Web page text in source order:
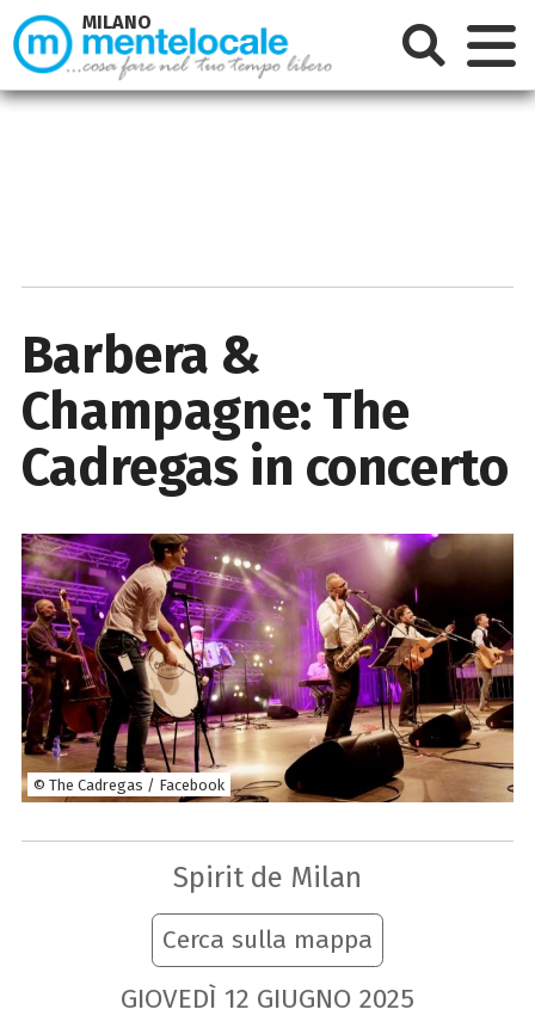
Barbera &
Champagne: The
Cadregas in concerto
© The Cadregas / Facebook
Spirit de Milan
Cerca sulla mappa
GIOVEDÌ 12 GIUGNO 2025
MILANO